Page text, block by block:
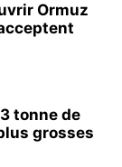
Ormuz
tonne de
grosses